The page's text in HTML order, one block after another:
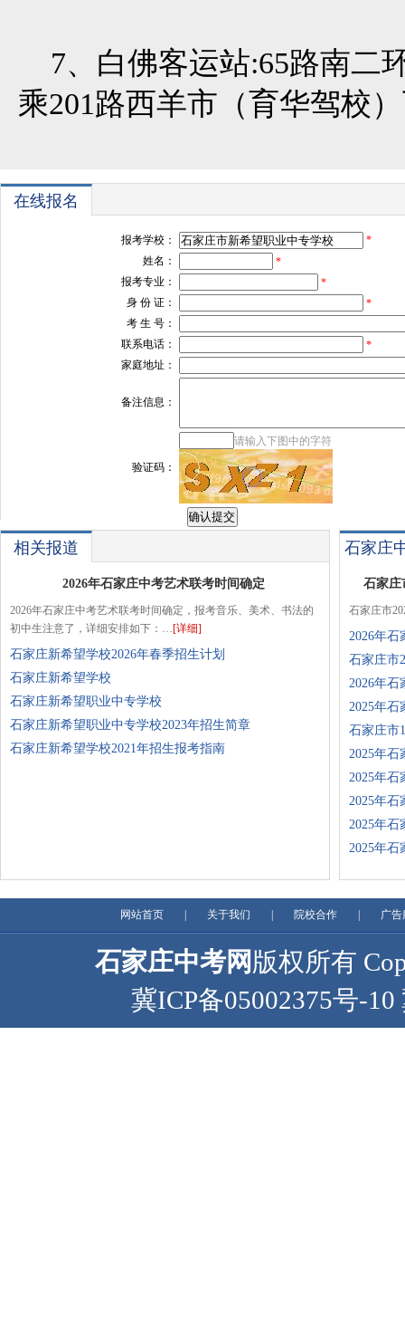
7、白佛客运站:65路南二
乘201路西羊市（育华驾校
在线报名
报考学校：
*
姓名：
*
报考专业：
*
身 份 证：
*
考 生 号：
联系电话：
*
家庭地址：
备注信息：
验证码：
请输入下图中的字符
相关报道
2026年石家庄中考艺术联考时间确定
2026年石家庄中考艺术联考时间确定，报考音乐、美术、书法的
初中生注意了，详细安排如下：…[详细]
石家庄新希望学校2026年春季招生计划
石家庄新希望学校
石家庄新希望职业中专学校
石家庄新希望职业中专学校2023年招生简章
石家庄新希望学校2021年招生报考指南
石家庄
石家庄
石家庄市
2026年石
石家庄市
2026年石
2025年石
石家庄市
2025年石
2025年石
2025年石
2025年石
2025年石
网站首页 关于我们 院校合作 广
石家庄中考网 版权所有
冀ICP备05002375号-10